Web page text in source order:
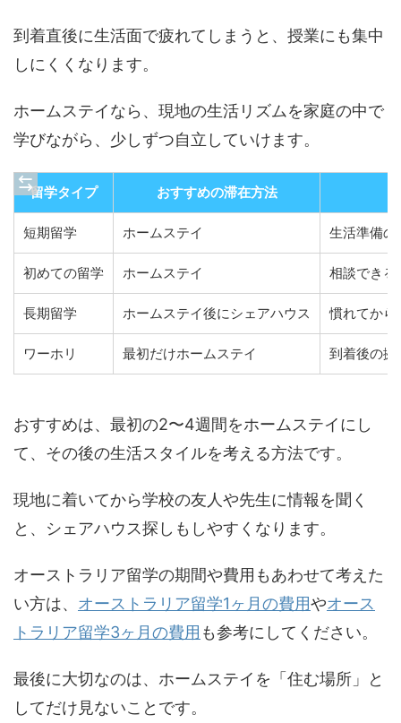
到着直後に生活面で疲れてしまうと、授業にも集中
しにくくなります。
ホームステイなら、現地の生活リズムを家庭の中で
学びながら、少しずつ自立していけます。
留学タイプ おすすめの滞在方法
短期留学 ホームステイ 生活準備の
初めての留学 ホームステイ 相談できる
長期留学 ホームステイ後にシェアハウス 慣れてから
ワーホリ 最初だけホームステイ 到着後の拠
おすすめは、最初の2〜4週間をホームステイにし
て、その後の生活スタイルを考える方法です。
現地に着いてから学校の友人や先生に情報を聞く
と、シェアハウス探しもしやすくなります。
オーストラリア留学の期間や費用もあわせて考えた
い方は、 オーストラリア留学1ヶ月の費用やオース
トラリア留学3ヶ月の費用 も参考にしてください。
最後に大切なのは、ホームステイを「住む場所」と
してだけ見ないことです。